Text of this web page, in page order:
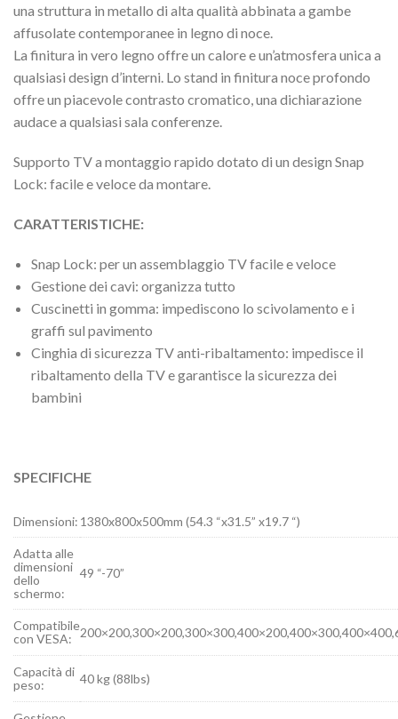
una struttura in metallo di alta qualità abbinata a gambe
affusolate contemporanee in legno di noce.
La finitura in vero legno offre un calore e un’atmosfera unica a
qualsiasi design d’interni. Lo stand in finitura noce profondo
offre un piacevole contrasto cromatico, una dichiarazione
audace a qualsiasi sala conferenze.
Supporto TV a montaggio rapido dotato di un design Snap
Lock: facile e veloce da montare.
CARATTERISTICHE:
Snap Lock: per un assemblaggio TV facile e veloce
Gestione dei cavi: organizza tutto
Cuscinetti in gomma: impediscono lo scivolamento e i
graffi sul pavimento
Cinghia di sicurezza TV anti-ribaltamento: impedisce il
ribaltamento della TV e garantisce la sicurezza dei
bambini
SPECIFICHE
Dimensioni: 1380x800x500mm (54.3 “x31.5” x19.7 “)
Adatta alle
dimensioni
dello
schermo:
49 “-70”
Compatibile
con VESA:
Capacità di
peso:
40 kg (88lbs)